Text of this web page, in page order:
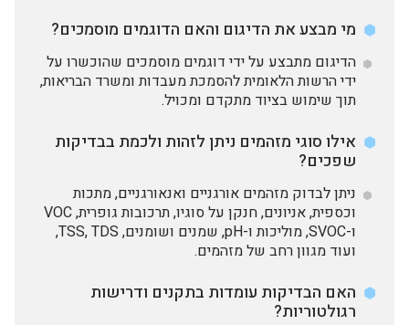
מי מבצע את הדיגום והאם הדוגמים מוסמכים?
הדיגום מתבצע על ידי דוגמים מוסמכים שהוכשרו על
ידי הרשות הלאומית להסמכת מעבדות ומשרד הבריאות,
תוך שימוש בציוד מתקדם ומכויל.
אילו סוגי מזהמים ניתן לזהות ולכמת בבדיקות
שפכים?
ניתן לבדוק מזהמים אורגניים ואנאורגניים, מתכות
וכספית, אניונים, חנקן על סוגיו, תרכובות גופרית, VOC
ו-SVOC, מוליכות ו-pH, שמנים ושומנים, TSS, TDS,
ועוד מגוון רחב של מזהמים.
האם הבדיקות עומדות בתקנים ודרישות
רגולטוריות?